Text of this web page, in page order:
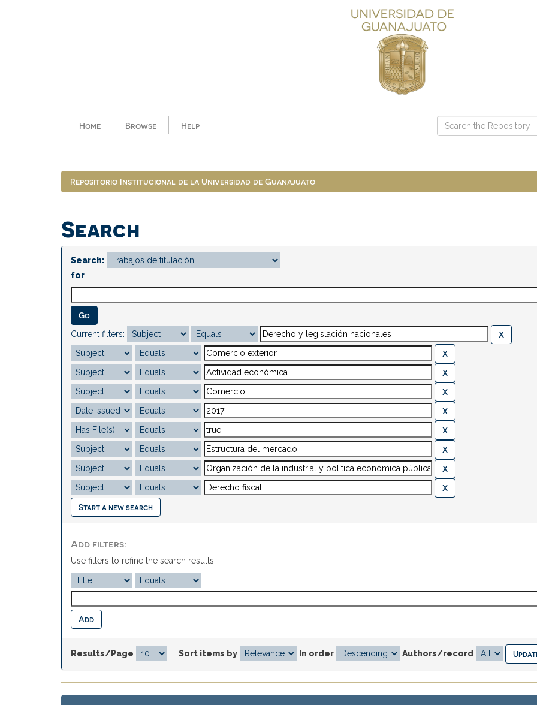
Home Browse Help
Repositorio Institucional de la Universidad de Guanajuato
Search
Search:
for
Current filters:
Start a new search
Add filters:
Use filters to refine the search results.
Results/Page Sort items by In order Authors/record